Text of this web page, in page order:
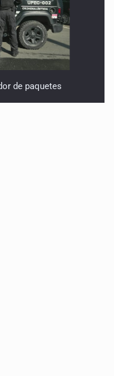
de paquetes